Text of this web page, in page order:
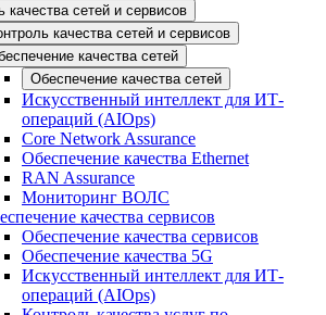
качества сетей и сервисов
качества сетей и сервисов
качества сетей
Обеспечение качества сетей
Искусственный интеллект для ИТ-
операций (AIOps)
Core Network Assurance
Обеспечение качества Ethernet
RAN Assurance
Мониторинг ВОЛС
качества сервисов
Обеспечение качества сервисов
Обеспечение качества 5G
Искусственный интеллект для ИТ-
операций (AIOps)